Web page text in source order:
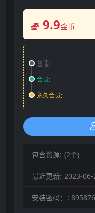
9.9金币
普通:
会员:
永久会员:
包含资源: (2个)
最近更新: 2023-
安装密码：: 895876